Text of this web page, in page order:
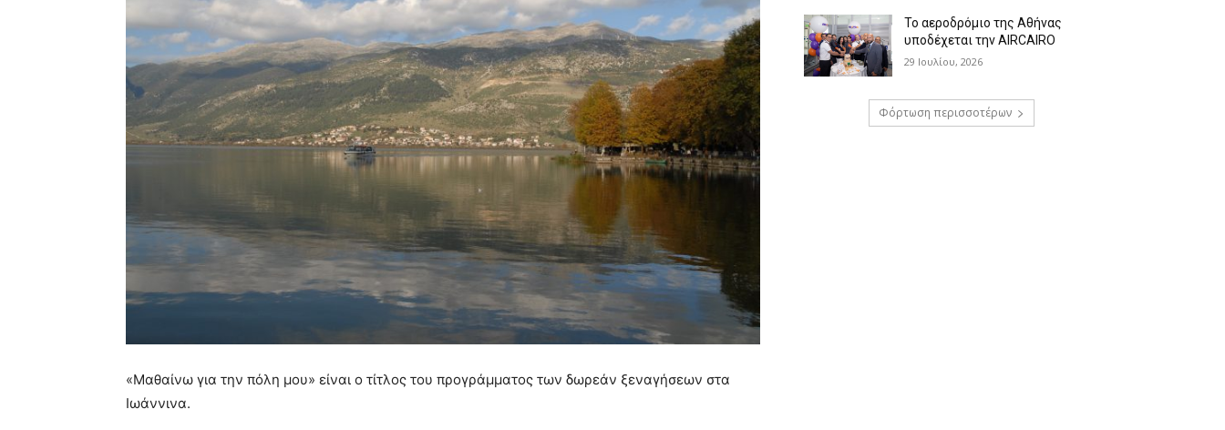
«Μαθαίνω για την πόλη μου» είναι ο τίτλος του προγράμματος των δωρεάν ξεναγήσεων στα
Ιωάννινα.
Το αεροδρόμιο της Αθήνας
υποδέχεται την AIRCAIRO
29 Ιουλίου, 2026
Φόρτωση περισσοτέρων